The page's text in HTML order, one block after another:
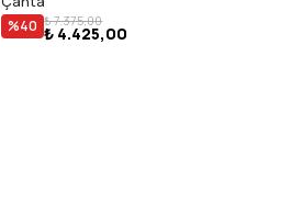
%40 ₺ 7.375,00
₺ 4.425,00